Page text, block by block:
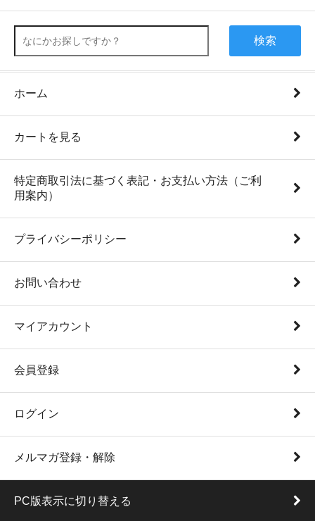
検索
ホーム
カートを見る
特定商取引法に基づく表記・お支払い方法（ご利
用案内）
プライバシーポリシー
お問い合わせ
マイアカウント
会員登録
ログイン
メルマガ登録・解除
PC版表示に切り替える